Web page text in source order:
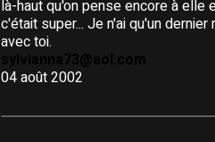
là-haut qu'on pense encore à elle
c'était super... Je n'ai qu'un
avec toi.
04 août 2002